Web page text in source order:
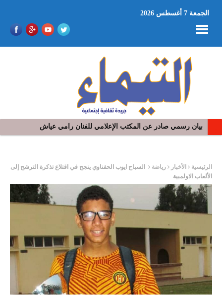
الجمعة 7 أغسطس 2026
بيان رسمي صادر عن المكتب الإعلامي للفنان رامي عياش
الرئيسية الأخبار رياضة
السباح ايوب الحفناوي ينجح في اقتلاع تذكرة الترشح إلى
الألعاب الاولمبية